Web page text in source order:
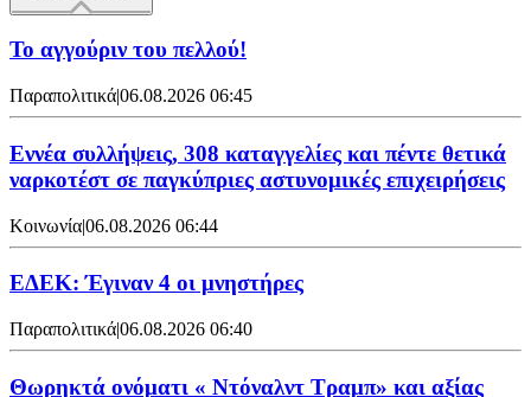
Το αγγούριν του πελλού!
Παραπολιτικά|06.08.2026 06:45
Εννέα συλλήψεις, 308 καταγγελίες και πέντε θετικά
ναρκοτέστ σε παγκύπριες αστυνομικές επιχειρήσεις
Κοινωνία|06.08.2026 06:44
ΕΔΕΚ: Έγιναν 4 οι μνηστήρες
Παραπολιτικά|06.08.2026 06:40
Θωρηκτά ονόματι « Ντόναλντ Τραμπ» και αξίας